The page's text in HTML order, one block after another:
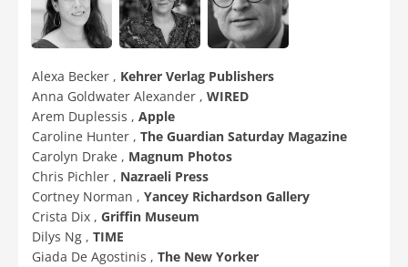
Alexa Becker , Kehrer Verlag Publishers
Anna Goldwater Alexander , WIRED
Arem Duplessis , Apple
Caroline Hunter , The Guardian Saturday Magazine
Carolyn Drake , Magnum Photos
Chris Pichler , Nazraeli Press
Cortney Norman , Yancey Richardson Gallery
Crista Dix , Griffin Museum
Dilys Ng , TIME
Giada De Agostinis , The New Yorker